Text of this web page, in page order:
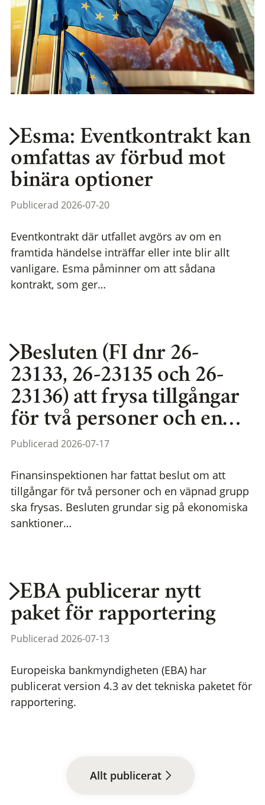
Esma: Eventkontrakt kan
omfattas av förbud mot
binära optioner
Publicerad 2026-07-20
Eventkontrakt där utfallet avgörs av om en
framtida händelse inträffar eller inte blir allt
vanligare. Esma påminner om att sådana
kontrakt, som ger…
Besluten (FI dnr 26-
23133, 26-23135 och 26-
23136) att frysa tillgångar
för två personer och en…
Publicerad 2026-07-17
Finansinspektionen har fattat beslut om att
tillgångar för två personer och en väpnad grupp
ska frysas. Besluten grundar sig på ekonomiska
sanktioner…
EBA publicerar nytt
paket för rapportering
Publicerad 2026-07-13
Europeiska bankmyndigheten (EBA) har
publicerat version 4.3 av det tekniska paketet för
rapportering.
Allt publicerat